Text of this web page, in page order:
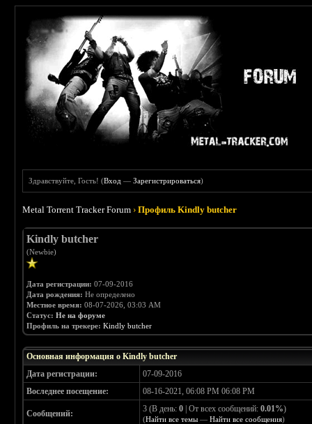
Здравствуйте, Гость! (Вход —Зарегистрироваться)
Metal Torrent Tracker Forum ›Профиль Kindly butcher
Kindly butcher
(Newbie)
Дата регистрации: 07-09-2016
Дата рождения: Не определено
Местное время: 08-07-2026, 03:03 AM
Статус: Не на форуме
Профиль на трекере: Kindly butcher
Основная информация о Kindly butcher
Дата регистрации:
07-09-2016
Воследнее посещение:
08-16-2021, 06:08 PM 06:08 PM
Сообщений: 3 (В день:0 | От всех сообщений:0.01%)
(Найти все темы —Найти все сообщения)